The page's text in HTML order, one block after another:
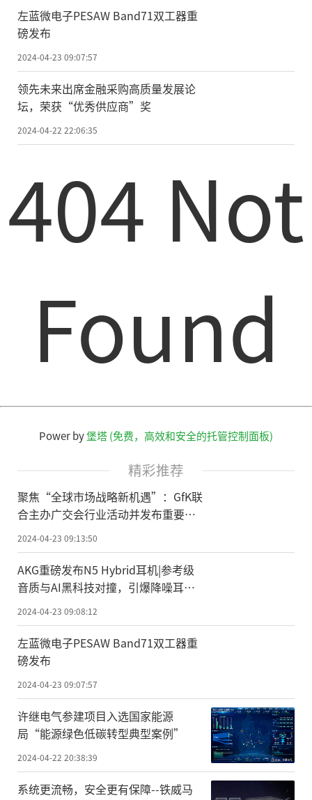
左蓝微电子PESAW Band71双工器重
磅发布
2024-04-23 09:07:57
领先未来出席金融采购高质量发展论
坛，荣获“优秀供应商”奖
2024-04-22 22:06:35
404 Not
Found
Power by堡塔 (免费，高效和安全的托管控制面板)
精彩推荐
聚焦“全球市场战略新机遇”：GfK联
合主办广交会行业活动并发布重要报
告
2024-04-23 09:13:50
AKG重磅发布N5 Hybrid耳机|参考级
音质与AI黑科技对撞，引爆降噪耳机
新潮！
2024-04-23 09:08:12
左蓝微电子PESAW Band71双工器重
磅发布
2024-04-23 09:07:57
许继电气参建项目入选国家能源
局“能源绿色低碳转型典型案例”
2024-04-22 20:38:39
系统更流畅，安全更有保障--铁威马